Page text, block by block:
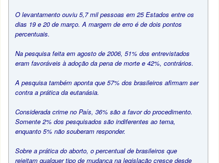
O levantamento ouviu 5,7 mil pessoas em 25 Estados entre os
dias 19 e 20 de março. A margem de erro é de dois pontos
percentuais.
Na pesquisa feita em agosto de 2006, 51% dos entrevistados
eram favoráveis à adoção da pena de morte e 42%, contrários.
A pesquisa também aponta que 57% dos brasileiros afirmam ser
contra a prática da eutanásia.
Considerada crime no País, 36% são a favor do procedimento.
Somente 2% dos pesquisados são indiferentes ao tema,
enquanto 5% não souberam responder.
Sobre a prática do aborto, o percentual de brasileiros que
rejeitam qualquer tipo de mudança na legislação cresce desde